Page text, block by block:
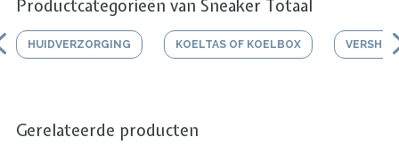
Productcategorieën van Sneaker Totaal
HUIDVERZORGING KOELTAS OF KOELBOX
Gerelateerde producten